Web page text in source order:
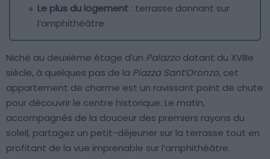
Le plus du logement : terrasse donnant sur
l’amphithéâtre
Niché au deuxième étage d’un Palazzo datant du XVIIIe
siècle, à quelques pas de la Piazza Sant’Oronzo, cet
appartement de charme est un ravissant point de chute
pour découvrir le centre historique. Le matin,
accompagnés de la douceur des premiers rayons du
soleil, partagez un petit-déjeuner sur la terrasse tout en
profitant de la vue imprenable sur l’amphithéâtre.